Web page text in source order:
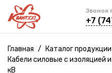
Звонок
+7
Главная / Каталог продукции
Кабели силовые с изоляцией
кВ